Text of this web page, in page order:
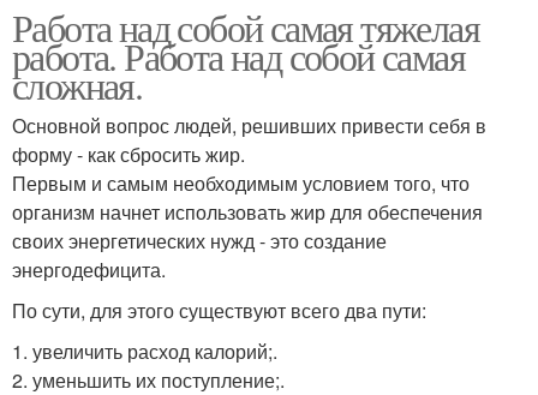
Работа над собой самая тяжелая
работа. Работа над собой самая
сложная.
Основной вопрос людей, решивших привести себя в
форму - как сбросить жир.
Первым и самым необходимым условием того, что
организм начнет использовать жир для обеспечения
своих энергетических нужд - это создание
энергодефицита.
По сути, для этого существуют всего два пути:
1. увеличить расход калорий;.
2. уменьшить их поступление;.